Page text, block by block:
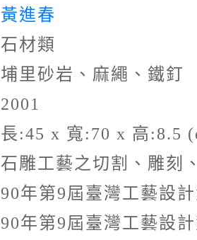
黃進春
石材類
埔里砂岩、麻繩、鐵釘
2001
長:45 x 寬:70 x 高:8.5
石雕工藝之切割、雕刻
90年第9屆臺灣工藝設
90年第9屆臺灣工藝設